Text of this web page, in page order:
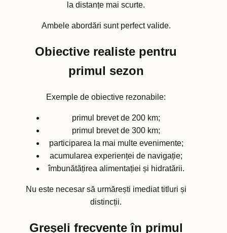
la distanțe mai scurte.
Ambele abordări sunt perfect valide.
Obiective realiste pentru
primul sezon
Exemple de obiective rezonabile:
primul brevet de 200 km;
primul brevet de 300 km;
participarea la mai multe evenimente;
acumularea experienței de navigație;
îmbunătățirea alimentației și hidratării.
Nu este necesar să urmărești imediat titluri și
distincții.
Greșeli frecvente în primul